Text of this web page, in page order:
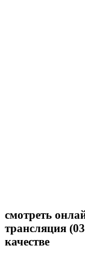
смотреть
трансляция
качестве